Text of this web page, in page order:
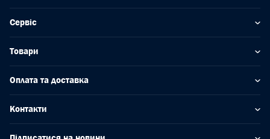
Сервіс
Товари
Оплата та доставка
Контакти